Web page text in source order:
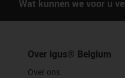
Wat kunnen we voor u
Over igus® Belgium
Over ons